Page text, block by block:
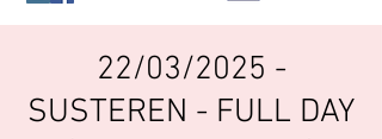
22/03/2025 -
SUSTEREN - FULL DAY